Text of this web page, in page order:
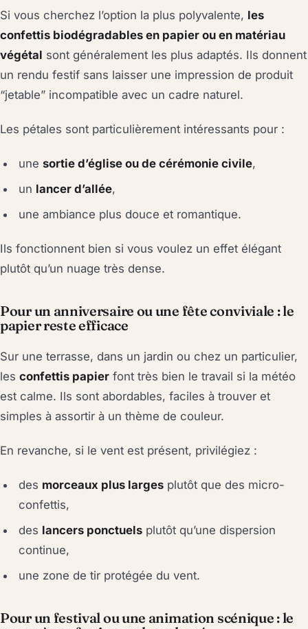
Si vous cherchez l’option la plus polyvalente, les
confettis biodégradables en papier ou en matériau
végétal sont généralement les plus adaptés. Ils donnent
un rendu festif sans laisser une impression de produit
“jetable” incompatible avec un cadre naturel.
Les pétales sont particulièrement intéressants pour :
unesortie d’église ou de cérémonie civile,
un lancer d’allée,
une ambiance plus douce et romantique.
Ils fonctionnent bien si vous voulez un effet élégant
plutôt qu’un nuage très dense.
Pour un anniversaire ou une fête conviviale : le
papier reste efficace
Sur une terrasse, dans un jardin ou chez un particulier,
les confettis papier font très bien le travail si la météo
est calme. Ils sont abordables, faciles à trouver et
simples à assortir à un thème de couleur.
En revanche, si le vent est présent, privilégiez :
des morceaux plus larges plutôt que des micro-
confettis,
des lancers ponctuels plutôt qu’une dispersion
continue,
une zone de tir protégée du vent.
Pour un festival ou une animation scénique : le